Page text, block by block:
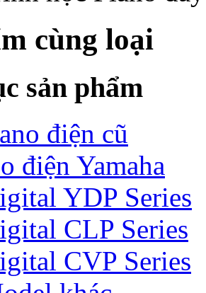
cùng loại
sản phẩm
điện cũ
điện Yamaha
YDP Series
CLP Series
CVP Series